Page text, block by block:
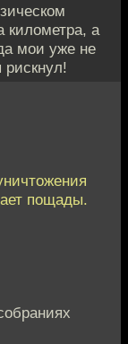
километра, а
мои уже не
пощады.